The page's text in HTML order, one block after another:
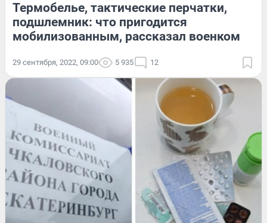
Термобелье, тактические перчатки,
подшлемник: что пригодится
мобилизованным, рассказал военком
29 сентября, 2022, 09:00 5 935 12